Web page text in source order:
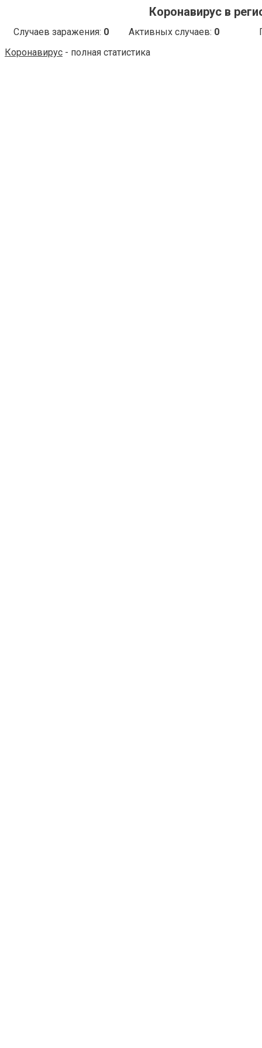
Коронавирус в
Случаев заражения: 0 Активных случаев: 0
Коронавирус - полная статистика